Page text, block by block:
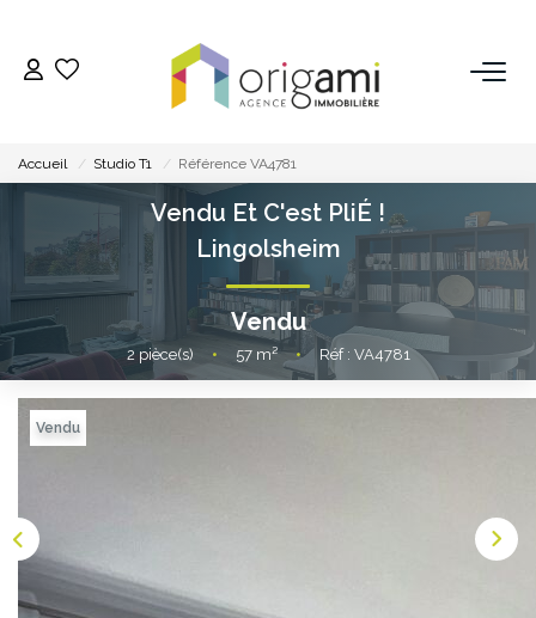
ACHETER
LOUER
VENDRE
Pourquoi Nous Choisir ?
Accueil Studio T1 Référence VA4781
Vendu Et C'est PliÉ !
Lingolsheim
Vendu
2 pièce(s) • 57m² • Réf : VA4781
Vendu